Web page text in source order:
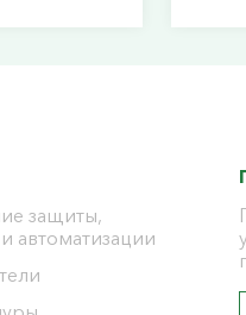
защиты,
автоматизации